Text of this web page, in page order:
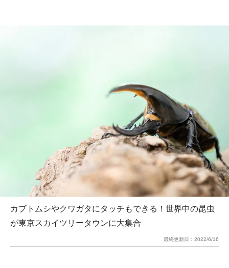
カブトムシやクワガタにタッチもできる！世界中の昆虫
が東京スカイツリータウンに大集合
最終更新日： 2022/6/16